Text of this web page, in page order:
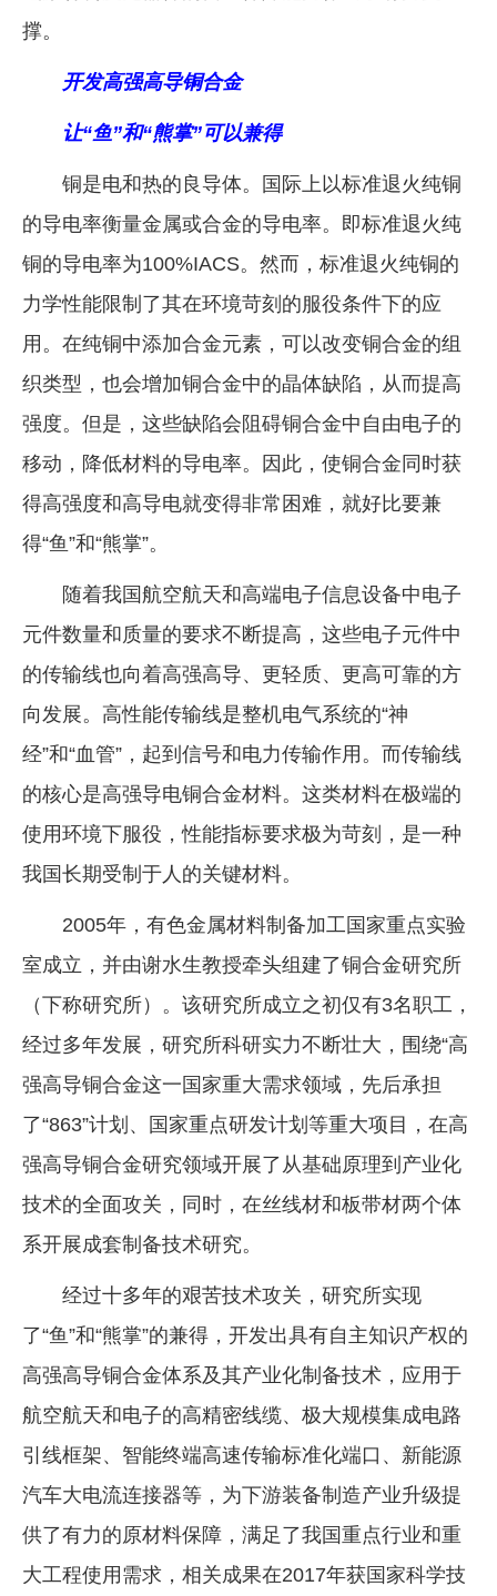
撑。
开发高强高导铜合金
让“鱼”和“熊掌”可以兼得
铜是电和热的良导体。国际上以标准退火纯铜
的导电率衡量金属或合金的导电率。即标准退火纯
铜的导电率为100%IACS。然而，标准退火纯铜的
力学性能限制了其在环境苛刻的服役条件下的应
用。在纯铜中添加合金元素，可以改变铜合金的组
织类型，也会增加铜合金中的晶体缺陷，从而提高
强度。但是，这些缺陷会阻碍铜合金中自由电子的
移动，降低材料的导电率。因此，使铜合金同时获
得高强度和高导电就变得非常困难，就好比要兼
得“鱼”和“熊掌”。
随着我国航空航天和高端电子信息设备中电子
元件数量和质量的要求不断提高，这些电子元件中
的传输线也向着高强高导、更轻质、更高可靠的方
向发展。高性能传输线是整机电气系统的“神
经”和“血管”，起到信号和电力传输作用。而传输线
的核心是高强导电铜合金材料。这类材料在极端的
使用环境下服役，性能指标要求极为苛刻，是一种
我国长期受制于人的关键材料。
2005年，有色金属材料制备加工国家重点实验
室成立，并由谢水生教授牵头组建了铜合金研究所
（下称研究所）。该研究所成立之初仅有3名职工，
经过多年发展，研究所科研实力不断壮大，围绕“高
强高导铜合金这一国家重大需求领域，先后承担
了“863”计划、国家重点研发计划等重大项目，在高
强高导铜合金研究领域开展了从基础原理到产业化
技术的全面攻关，同时，在丝线材和板带材两个体
系开展成套制备技术研究。
经过十多年的艰苦技术攻关，研究所实现
了“鱼”和“熊掌”的兼得，开发出具有自主知识产权的
高强高导铜合金体系及其产业化制备技术，应用于
航空航天和电子的高精密线缆、极大规模集成电路
引线框架、智能终端高速传输标准化端口、新能源
汽车大电流连接器等，为下游装备制造产业升级提
供了有力的原材料保障，满足了我国重点行业和重
大工程使用需求，相关成果在2017年获国家科学技